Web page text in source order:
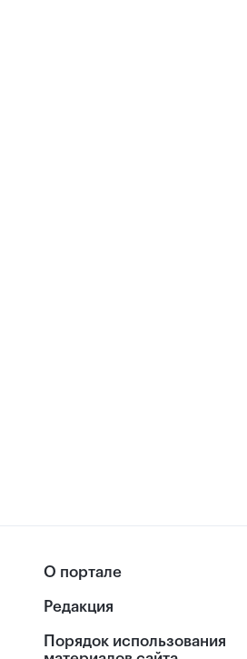
О портале
Редакция
Порядок использования